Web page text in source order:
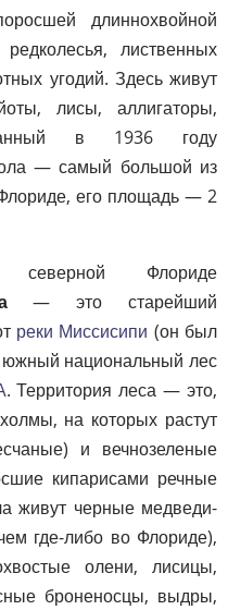
длиннохвойной
лиственных
угодий. Здесь живут
лисы, аллигаторы,
в 1936 году
— самый большой из
его площадь — 2
Флориде
— это старейший
реки Миссисипи (он был
национальный лес
. Территория леса — это,
на которых растут
и вечнозеленые
кипарисами речные
живут черные медведи-
где-либо во Флориде),
олени, лисицы,
броненосцы, выдры,